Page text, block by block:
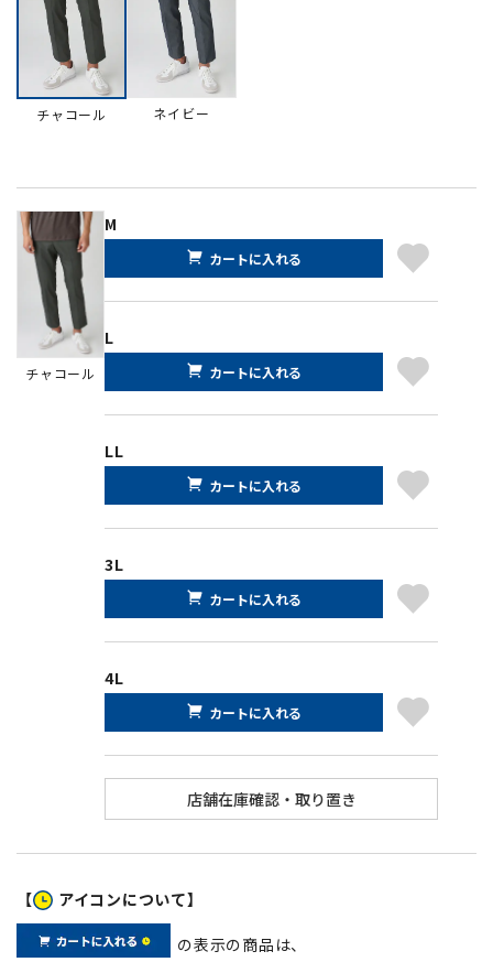
チャコール ネイビー
チャコール
M
カートに入れる
L
カートに入れる
LL
カートに入れる
3L
カートに入れる
4L
カートに入れる
【 アイコンについて】
の表示の商品は、